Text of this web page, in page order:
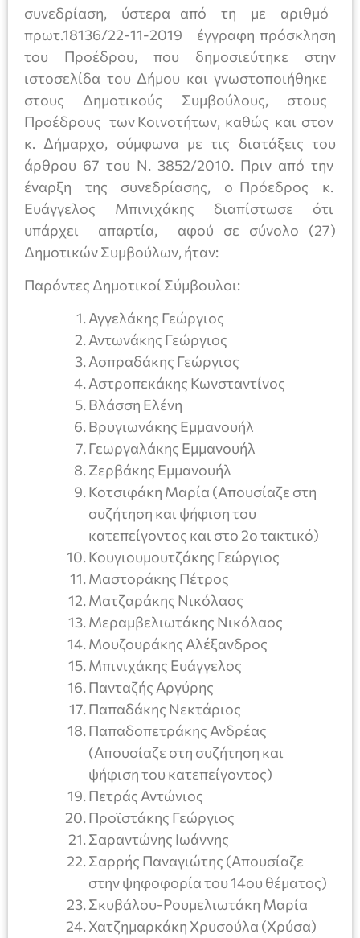
συνεδρίαση, ύστερα από τη με αριθμό
πρωτ.18136/22-11-2019 έγγραφη πρόσκληση
του Προέδρου, που δημοσιεύτηκε στην
ιστοσελίδα του Δήμου και γνωστοποιήθηκε
στους Δημοτικούς Συμβούλους, στους
Προέδρους των Κοινοτήτων, καθώς και στον
κ. Δήμαρχο, σύμφωνα με τις διατάξεις του
άρθρου 67 του Ν. 3852/2010. Πριν από την
έναρξη της συνεδρίασης, ο Πρόεδρος κ.
Ευάγγελος Μπινιχάκης διαπίστωσε ότι
υπάρχει απαρτία, αφού σε σύνολο (27)
Δημοτικών Συμβούλων, ήταν:
Παρόντες Δημοτικοί Σύμβουλοι:
Αγγελάκης Γεώργιος
Αντωνάκης Γεώργιος
Ασπραδάκης Γεώργιος
Αστροπεκάκης Κωνσταντίνος
Βλάσση Ελένη
Βρυγιωνάκης Εμμανουήλ
Γεωργαλάκης Εμμανουήλ
Ζερβάκης Εμμανουήλ
Κοτσιφάκη Μαρία (Απουσίαζε στη
συζήτηση και ψήφιση του
κατεπείγοντος και στο 2ο τακτικό)
Κουγιουμουτζάκης Γεώργιος
Μαστοράκης Πέτρος
Ματζαράκης Νικόλαος
Μεραμβελιωτάκης Νικόλαος
Μουζουράκης Αλέξανδρος
Μπινιχάκης Ευάγγελος
Πανταζής Αργύρης
Παπαδάκης Νεκτάριος
Παπαδοπετράκης Ανδρέας
(Απουσίαζε στη συζήτηση και
ψήφιση του κατεπείγοντος)
Πετράς Αντώνιος
Προϊστάκης Γεώργιος
Σαραντώνης Ιωάννης
Σαρρής Παναγιώτης (Απουσίαζε
στην ψηφοφορία του 14ου θέματος)
Σκυβάλου-Ρουμελιωτάκη Μαρία
Χατζημαρκάκη Χρυσούλα (Χρύσα)